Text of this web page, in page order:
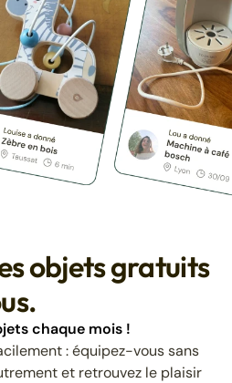
objets gratuits
chaque mois !
: équipez-vous sans
et retrouvez le plaisir